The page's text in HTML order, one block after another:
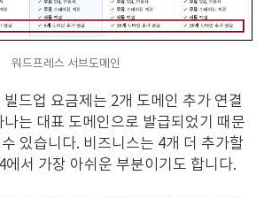
워드프레스 서브도메인
드업 요금제는 2개 도메인 추가 연결
는 대표 도메인으로 발급되었기 때문
있습니다. 비즈니스는 4개 더 추가할
에서 가장 아쉬운 부분이기도 합니다.